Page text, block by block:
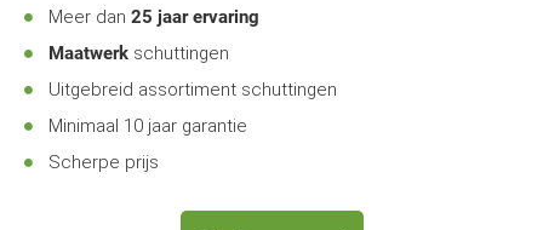
Meer dan 25 jaar ervaring
Maatwerk schuttingen
Uitgebreid assortiment schuttingen
Minimaal 10 jaar garantie
Scherpe prijs